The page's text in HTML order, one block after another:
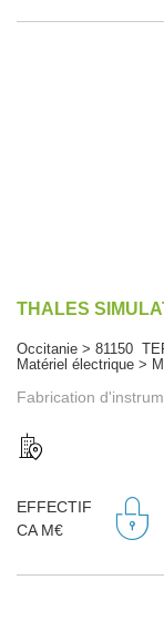
THALES
Occitanie > 81150
Matériel électrique >
Fabrication
EFFECTIF
CA M€